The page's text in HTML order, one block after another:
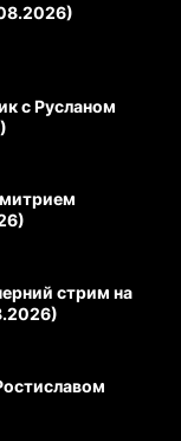
с Русланом
стрим на